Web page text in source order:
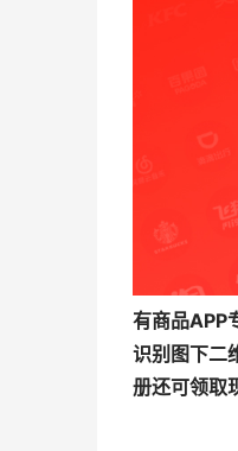
有商品APP
识别图下二
册还可领取